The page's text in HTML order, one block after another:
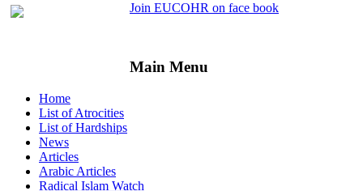
Join EUCOHR on face book
Main Menu
Home
List of Atrocities
List of Hardships
News
Articles
Arabic Articles
Radical Islam Watch